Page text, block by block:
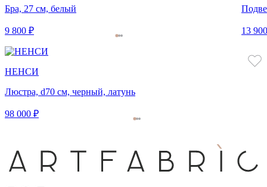
Бра, 27 см, белый
9 800 ₽ 13
НЕНСИ
Люстра, d70 см, черный, латунь
98 000 ₽